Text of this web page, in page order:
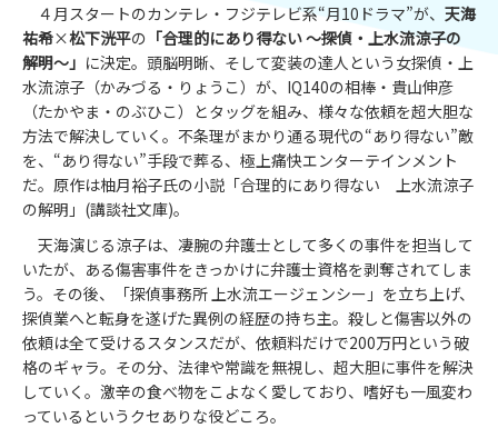
４月スタートのカンテレ・フジテレビ系“月10ドラマ”が、 天海
祐希×松下洸平の 「合理的にあり得ない ～探偵・上水流涼子の
解明～」 に決定。頭脳明晰、そして変装の達人という女探偵・上
水流涼子（かみづる・りょうこ）が、IQ140の相棒・貴山伸彦
（たかやま・のぶひこ）とタッグを組み、様々な依頼を超大胆な
方法で解決していく。不条理がまかり通る現代の“あり得ない”敵
を、“あり得ない”手段で葬る、極上痛快エンターテインメント
だ。原作は柚月裕子氏の小説「合理的にあり得ない 上水流涼子
の解明」(講談社文庫)。
天海演じる涼子は、凄腕の弁護士として多くの事件を担当して
いたが、ある傷害事件をきっかけに弁護士資格を剥奪されてしま
う。その後、「探偵事務所 上水流エージェンシー」を立ち上げ、
探偵業へと転身を遂げた異例の経歴の持ち主。殺しと傷害以外の
依頼は全て受けるスタンスだが、依頼料だけで200万円という破
格のギャラ。その分、法律や常識を無視し、超大胆に事件を解決
していく。激辛の食べ物をこよなく愛しており、嗜好も一風変わ
っているというクセありな役どころ。